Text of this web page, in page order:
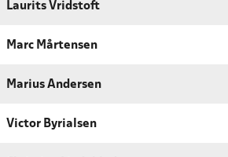
Laurits Vridstoft
Marc Mårtensen
Marius Andersen
Victor Byrialsen